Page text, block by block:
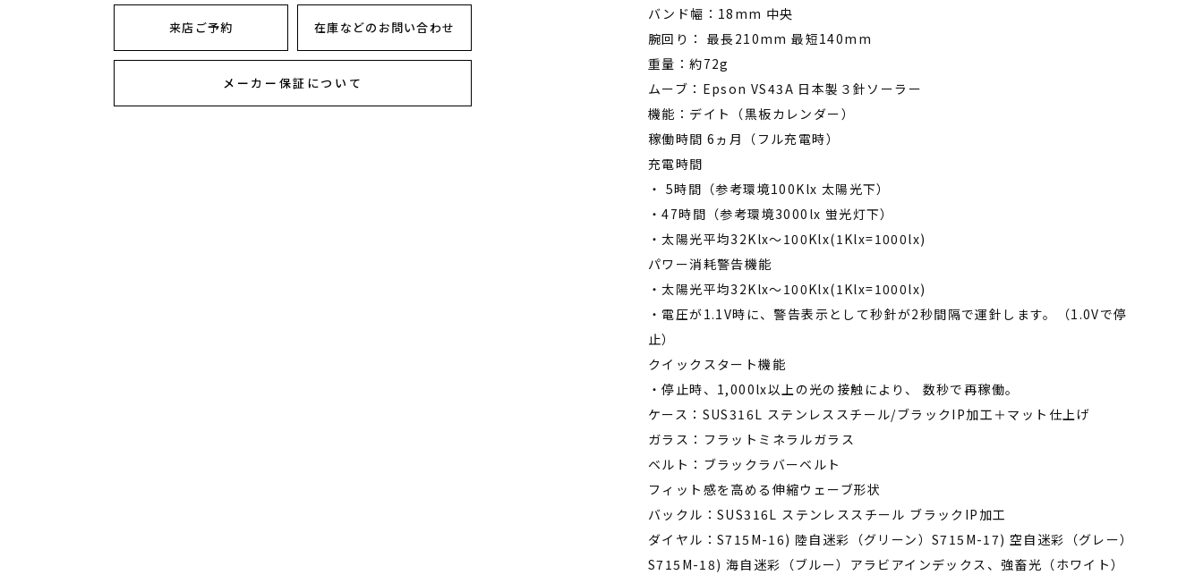
来店ご予約 在庫などのお問い合わせ
メーカー保証について
バンド幅：18mm 中央
腕回り： 最長210mm 最短140mm
重量：約72g
ムーブ：Epson VS43A 日本製３針ソーラー
機能：デイト（黒板カレンダー）
稼働時間 6ヵ月（フル充電時）
充電時間
・ 5時間（参考環境100Klx 太陽光下）
・47時間（参考環境3000lx 蛍光灯下）
・太陽光平均32Klx～100Klx(1Klx=1000lx)
パワー消耗警告機能
・太陽光平均32Klx～100Klx(1Klx=1000lx)
・電圧が1.1V時に、警告表示として秒針が2秒間隔で運針します。（1.0Vで停
止）
クイックスタート機能
・停止時、1,000lx以上の光の接触により、 数秒で再稼働。
ケース：SUS316L ステンレススチール/ブラックIP加工＋マット仕上げ
ガラス：フラットミネラルガラス
ベルト：ブラックラバーベルト
フィット感を高める伸縮ウェーブ形状
バックル：SUS316L ステンレススチール ブラックIP加工
ダイヤル：S715M-16) 陸自迷彩（グリーン）S715M-17) 空自迷彩（グレー）
S715M-18) 海自迷彩（ブルー）アラビアインデックス、強畜光（ホワイト）